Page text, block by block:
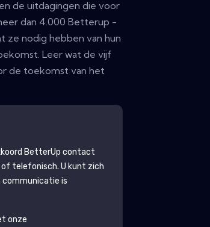
de uitdagingen die voor
dan 4.000 Betterup -
nodig hebben van hun
Leer wat de vijf
de toekomst van het
BetterUp contact
telefonisch. U kunt zich
communicatie is
onze